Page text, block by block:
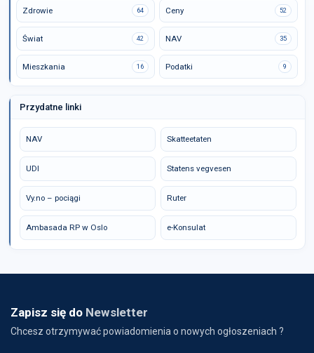
Zdrowie 64 Ceny 52
Świat 42 NAV 35
Mieszkania 16 Podatki 9
Przydatne linki
NAV Skatteetaten
UDI Statens vegvesen
Vy.no – pociągi Ruter
Ambasada RP w Oslo e-Konsulat
Zapisz się do Newsletter
Chcesz otrzymywać powiadomienia o nowych ogłoszeniach ?